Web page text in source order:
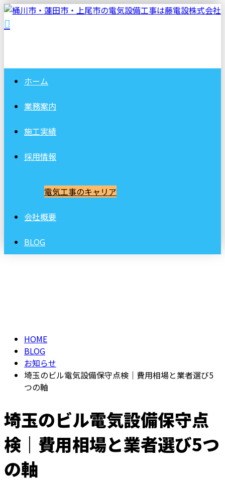
ホーム
業務案内
施工実績
採用情報
電気工事のキャリア
会社概要
BLOG
HOME
BLOG
お知らせ
埼玉のビル電気設備保守点検｜費用相場と業者選び5
つの軸
埼玉のビル電気設備保守点
検｜費用相場と業者選び5つ
の軸